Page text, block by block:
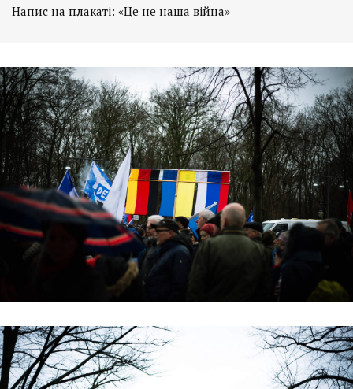
Напис на плакаті: «Це не наша війна»